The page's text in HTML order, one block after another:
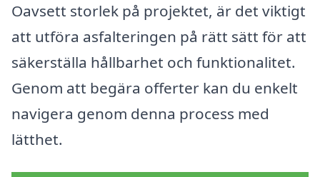
Oavsett storlek på projektet, är det viktigt
att utföra asfalteringen på rätt sätt för att
säkerställa hållbarhet och funktionalitet.
Genom att begära offerter kan du enkelt
navigera genom denna process med
lätthet.